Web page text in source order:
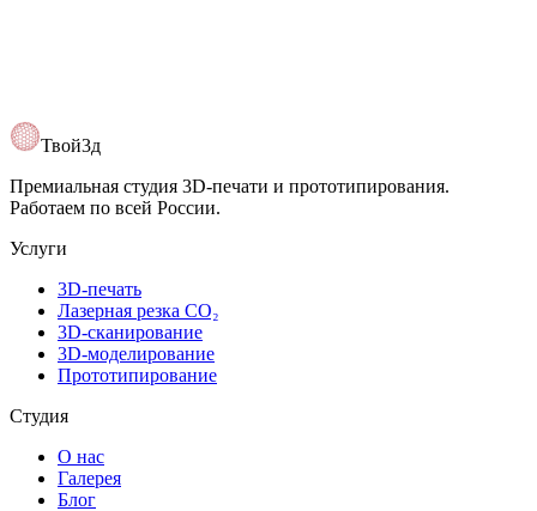
Твой3д
Премиальная студия 3D-печати и прототипирования.
Работаем по всей России.
Услуги
3D-печать
Лазерная резка CO₂
3D-сканирование
3D-моделирование
Прототипирование
Студия
О нас
Галерея
Блог